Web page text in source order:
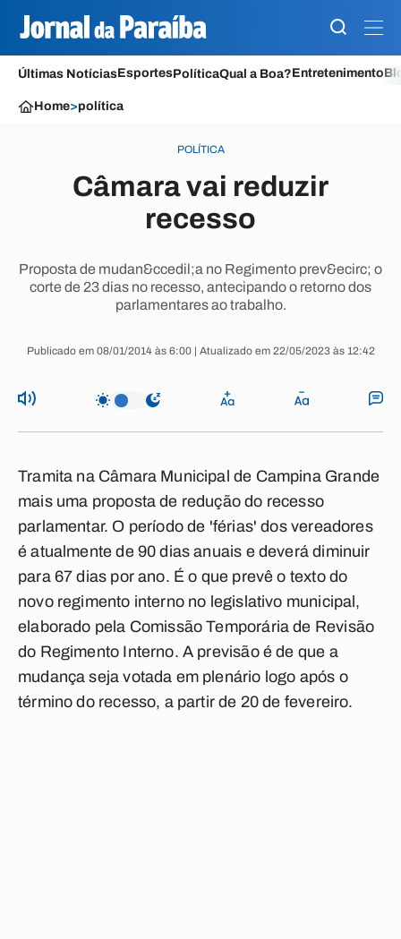
Últimas NotíciasEsportesPolíticaQual a Boa?Entretenimento
Home>política
POLÍTICA
Câmara vai reduzir
recesso
Proposta de mudan&ccedil;a no Regimento prev&ecirc; o
corte de 23 dias no recesso, antecipando o retorno dos
parlamentares ao trabalho.
Publicado em 08/01/2014 às 6:00 | Atualizado em 22/05/2023 às 12:42
Tramita na Câmara Municipal de Campina Grande
mais uma proposta de redução do recesso
parlamentar. O período de 'férias' dos vereadores
é atualmente de 90 dias anuais e deverá diminuir
para 67 dias por ano. É o que prevê o texto do
novo regimento interno no legislativo municipal,
elaborado pela Comissão Temporária de Revisão
do Regimento Interno. A previsão é de que a
mudança seja votada em plenário logo após o
término do recesso, a partir de 20 de fevereiro.